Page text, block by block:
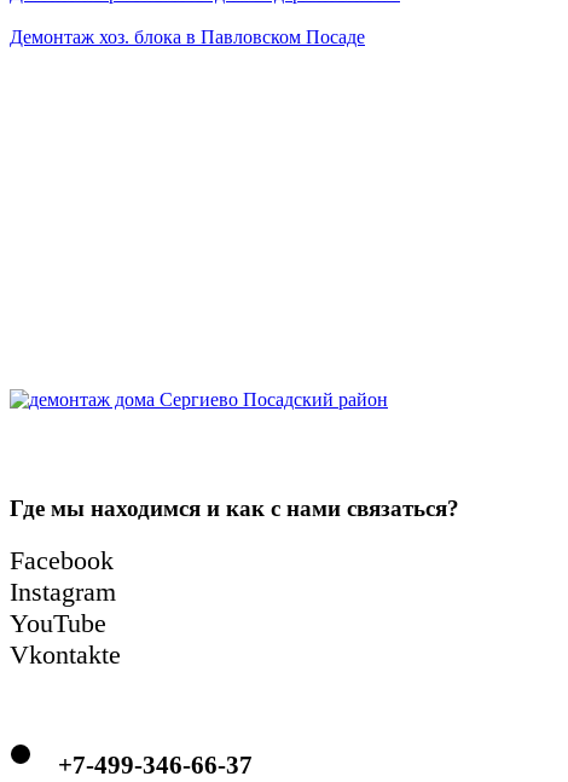
Демонтаж хоз. блока в Павловском Посаде
Где мы находимся и как с нами связаться?
Facebook
Instagram
YouTube
Vkontakte
+7-499-346-66-37